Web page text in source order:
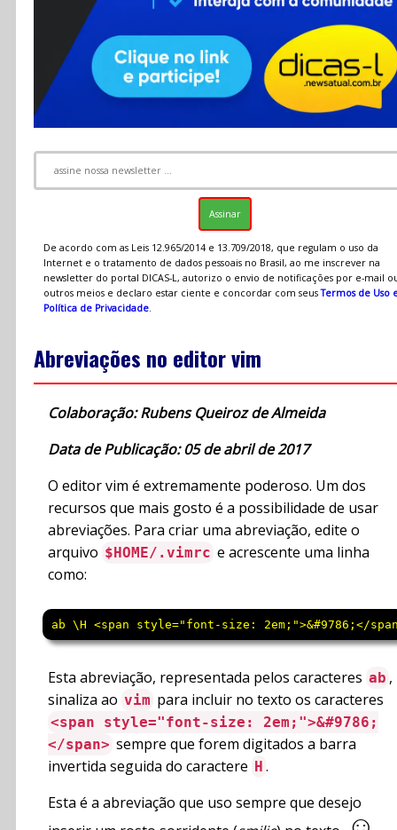
RSS
De acordo com as Leis 12.965/2014 e 13.709/2018, que regulam o uso da
Internet e o tratamento de dados pessoais no Brasil, ao me inscrever na
newsletter do portal DICAS-L, autorizo o envio de notificações por e-mail
outros meios e declaro estar ciente e concordar com seusTermos de Uso
Política de Privacidade.
Abreviações no editor vim
Colaboração: Rubens Queiroz de Almeida
Data de Publicação: 05 de abril de 2017
O editor vim é extremamente poderoso. Um dos
recursos que mais gosto é a possibilidade de usar
abreviações. Para criar uma abreviação, edite o
arquivo $HOME/.vimrc e acrescente uma linha
como:
Esta abreviação, representada pelos caracteres ab ,
sinaliza ao vim para incluir no texto os caracteres
<span style="font-size: 2em;">&#9786;
</span> sempre que forem digitados a barra
invertida seguida do caractere H .
Esta é a abreviação que uso sempre que desejo